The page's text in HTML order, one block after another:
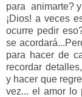
para animarte?
¡Dios! a veces
ocurre pedir
se
para hacer de
recordar
y hacer que
vez... el amor lo